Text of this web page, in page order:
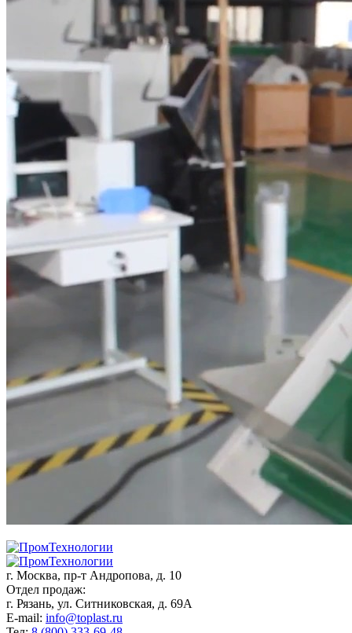
г. Москва, пр-т Андропова, д. 10
Отдел продаж:
г. Рязань, ул. Ситниковская, д. 69А
E-mail: info@toplast.ru